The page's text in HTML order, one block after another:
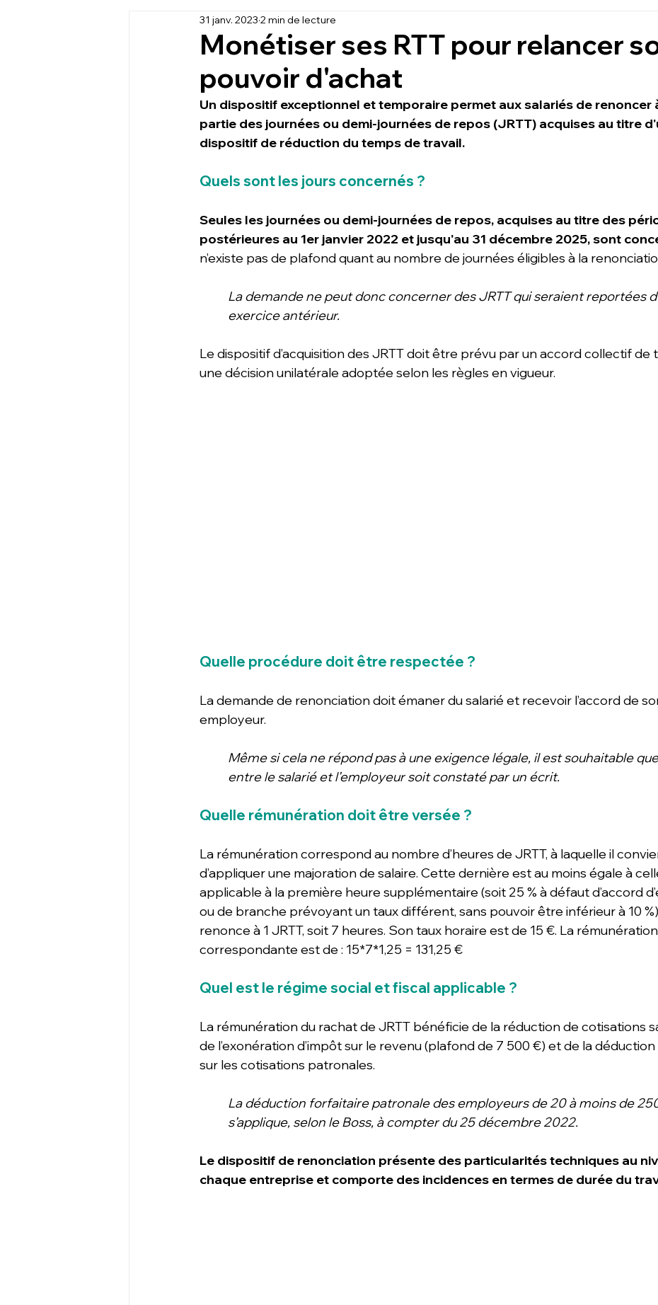
Monétiser ses RTT pour relancer
pouvoir d'achat
31 janv. 2023 2 min de lecture
Un dispositif exceptionnel et temporaire permet aux salariés de renoncer
partie des journées ou demi-journées de repos (JRTT) acquises au titre
dispositif de réduction du temps de travail.
Quels sont les jours concernés ?
Seules les journées ou demi-journées de repos, acquises au titre des
postérieures au 1er janvier 2022 et jusqu'au 31 décembre 2025, sont
n’existe pas de plafond quant au nombre de journées éligibles à la
La demande ne peut donc concerner des JRTT qui seraient reportées
exercice antérieur.
Le dispositif d’acquisition des JRTT doit être prévu par un accord collectif de
une décision unilatérale adoptée selon les règles en vigueur.
Quelle procédure doit être respectée ?
La demande de renonciation doit émaner du salarié et recevoir l’accord de
employeur.
Même si cela ne répond pas à une exigence légale, il est souhaitable
entre le salarié et l’employeur soit constaté par un écrit.
Quelle rémunération doit être versée ?
La rémunération correspond au nombre d’heures de JRTT, à laquelle il
d’appliquer une majoration de salaire. Cette dernière est au moins égale à
applicable à la première heure supplémentaire (soit 25 % à défaut d’accord
ou de branche prévoyant un taux différent, sans pouvoir être inférieur à 10
renonce à 1 JRTT, soit 7 heures. Son taux horaire est de 15 €. La rémunération
correspondante est de : 15*7*1,25 = 131,25 €
Quel est le régime social et fiscal applicable ?
La rémunération du rachat de JRTT bénéficie de la réduction de cotisations
de l’exonération d’impôt sur le revenu (plafond de 7 500 €) et de la
sur les cotisations patronales.
La déduction forfaitaire patronale des employeurs de 20 à moins de
s’applique, selon le Boss, à compter du 25 décembre 2022.
Le dispositif de renonciation présente des particularités techniques au
chaque entreprise et comporte des incidences en termes de durée du